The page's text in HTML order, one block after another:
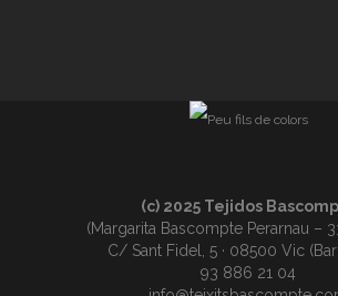
(c) 2025 Tejidos
(Margarita Bascompte Perarnau –
C/ Sant Fidel, 5 · 08500 Vic
93 886 21 04